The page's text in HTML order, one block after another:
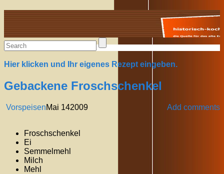
Alte Rezepte online
Hier klicken und Ihr eigenes Rezept eingeben.
Gebackene Froschschenkel
Vorspeisen Add comments
Mai 142009
Froschschenkel
Ei
Semmelmehl
Milch
Mehl